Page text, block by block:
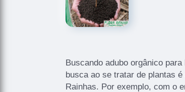
Buscando adubo orgânico
busca ao se tratar de plantas
Rainhas. Por exemplo, com o